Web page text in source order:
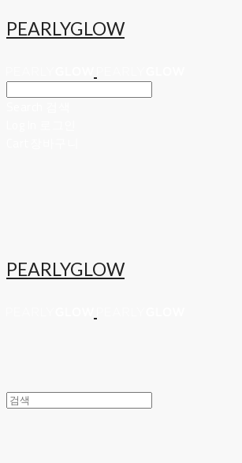
PEARLYGLOW
PEARLYGLOW